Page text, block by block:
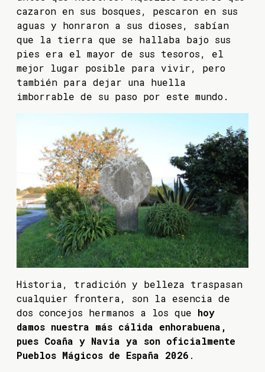
cazaron en sus bosques, pescaron en sus
aguas y honraron a sus dioses, sabían
que la tierra que se hallaba bajo sus
pies era el mayor de sus tesoros, el
mejor lugar posible para vivir, pero
también para dejar una huella
imborrable de su paso por este mundo.
Historia, tradición y belleza traspasan
cualquier frontera, son la esencia de
dos concejos hermanos a los que hoy
damos nuestra más cálida enhorabuena,
pues Coaña y Navia ya son oficialmente
Pueblos Mágicos de España 2026 .